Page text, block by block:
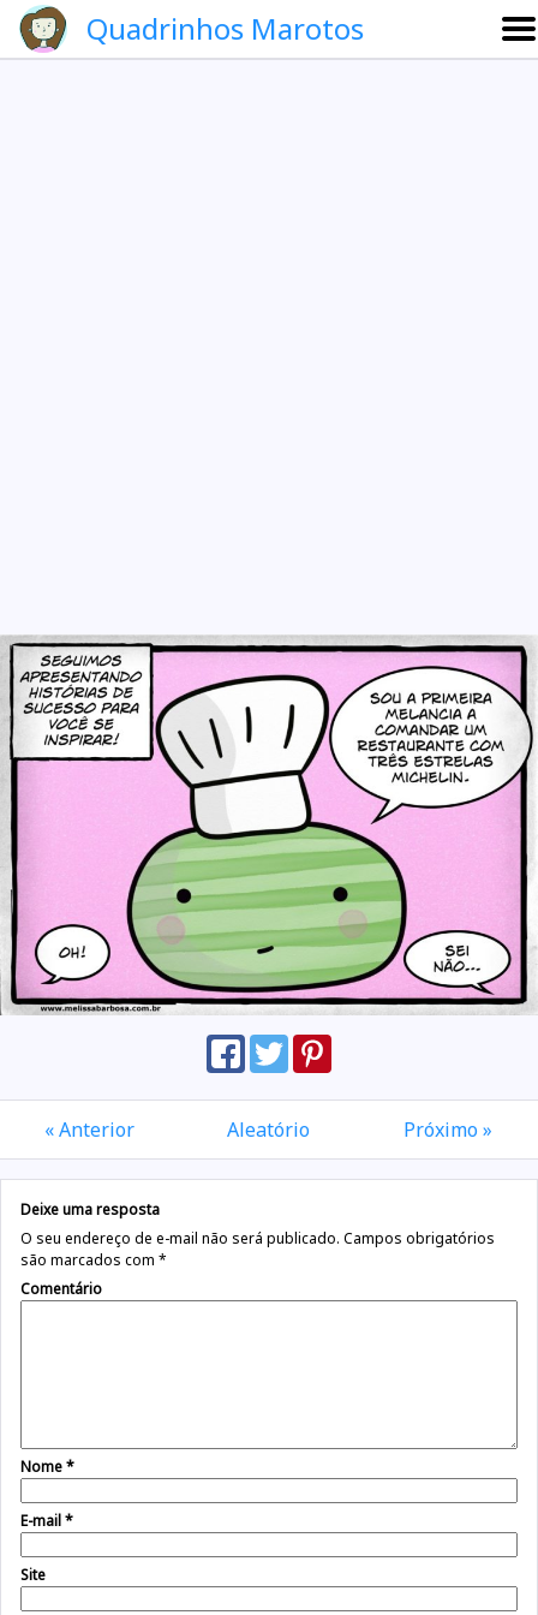
Quadrinhos Marotos
« Anterior Aleatório Próximo »
Deixe uma resposta
O seu endereço de e-mail não será publicado. Campos obrigatórios
são marcados com *
Comentário
Nome*
E-mail*
Site